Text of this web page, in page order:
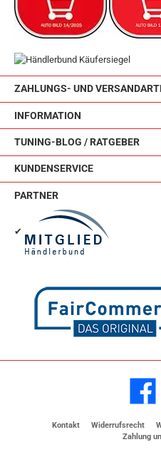
ZAHLUNGS- UND
INFORMATION
TUNING-BLOG / RATGEBER
KUNDENSERVICE
PARTNER
✔
Facebook
Kontakt Widerrufsrecht
Zahlung